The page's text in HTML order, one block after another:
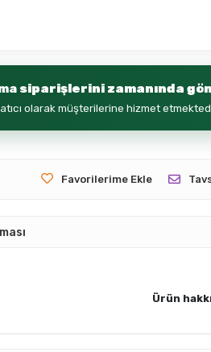
siparişlerini zamanında
olarak müşterilerine hizmet
Favorilerime Ekle
Ürün